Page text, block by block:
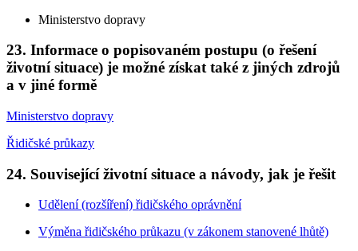
Ministerstvo dopravy
23. Informace o popisovaném postupu (o řešení
životní situace) je možné získat také z jiných zdrojů
a v jiné formě
Ministerstvo dopravy
Řidičské průkazy
24. Související životní situace a návody, jak je řešit
Udělení (rozšíření) řidičského oprávnění
Výměna řidičského průkazu (v zákonem stanovené lhůtě)